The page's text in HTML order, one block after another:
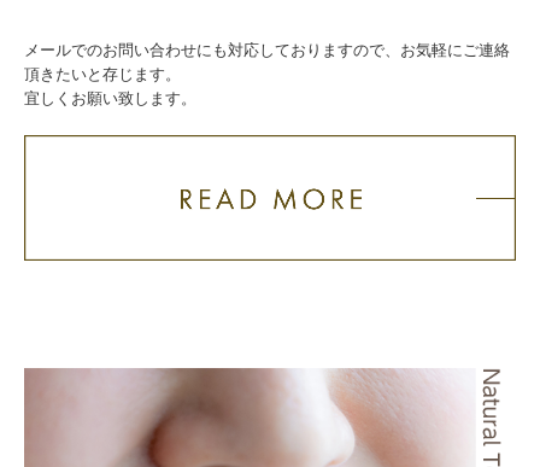
メールでのお問い合わせにも対応しておりますので、お気軽にご連絡
頂きたいと存じます。
宜しくお願い致します。